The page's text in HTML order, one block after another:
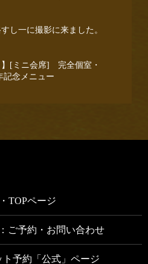
し一に撮影に来ました。
[ミニ会席] 完全個室・
記念メニュー
紀行に掲載されました＿姫
TOPページ
ご予約・お問い合わせ
予約「公式」ページ